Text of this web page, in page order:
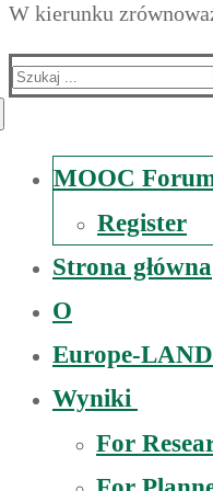
W kierunku
Suche
MOOC
Register
Strona główna
O
Europe-
Wyniki
For